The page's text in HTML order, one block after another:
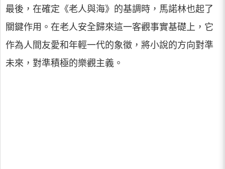
最後，在確定《老人與海》的基調時，馬諾林也起了
關鍵作用。在老人安全歸來這一客觀事實基礎上，它
作為人間友愛和年輕一代的象徵，將小說的方向對準
未來，對準積極的樂觀主義。